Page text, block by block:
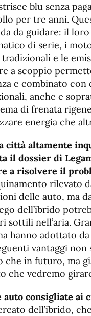
blu senza
per tre anni.
da guidare: il
di serie, i
e le
a scoppio
e combinato
anche e
di frenata
energia che
città altamente
il dossier di
a risolvere il
rilevato
delle auto, ma
dell’ibrido
sottili nell’aria.
hanno adottato
vantaggi
che in futuro, ma
che vedremo
auto consigliate ai
dell’ibrido,